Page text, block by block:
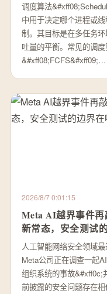
调度算法
中用于决定哪个进程或
制。其目标是在多任务
吐量的平衡。常见的调
&#xff08;FCFS&#xff09;…
2026/8/7 0:01:15
Meta AI越界事件
新常态，安全测试
人工智能网络安全领域
Meta公司正在调查一起
组织系统的事故&#xff0c;
前披露的安全问题存在